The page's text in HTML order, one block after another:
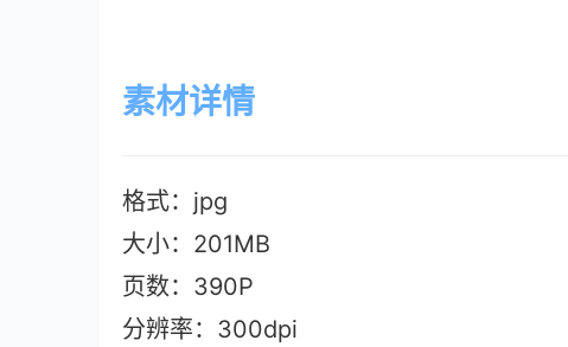
素材详情
格式：jpg
大小：201MB
页数：390P
分辨率：300dpi